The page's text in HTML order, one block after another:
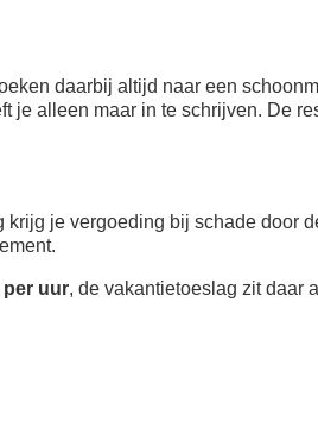
daarbij altijd naar een
je alleen maar in te schrijven. De
krijg je vergoeding bij schade door
per uur, de vakantietoeslag zit daar